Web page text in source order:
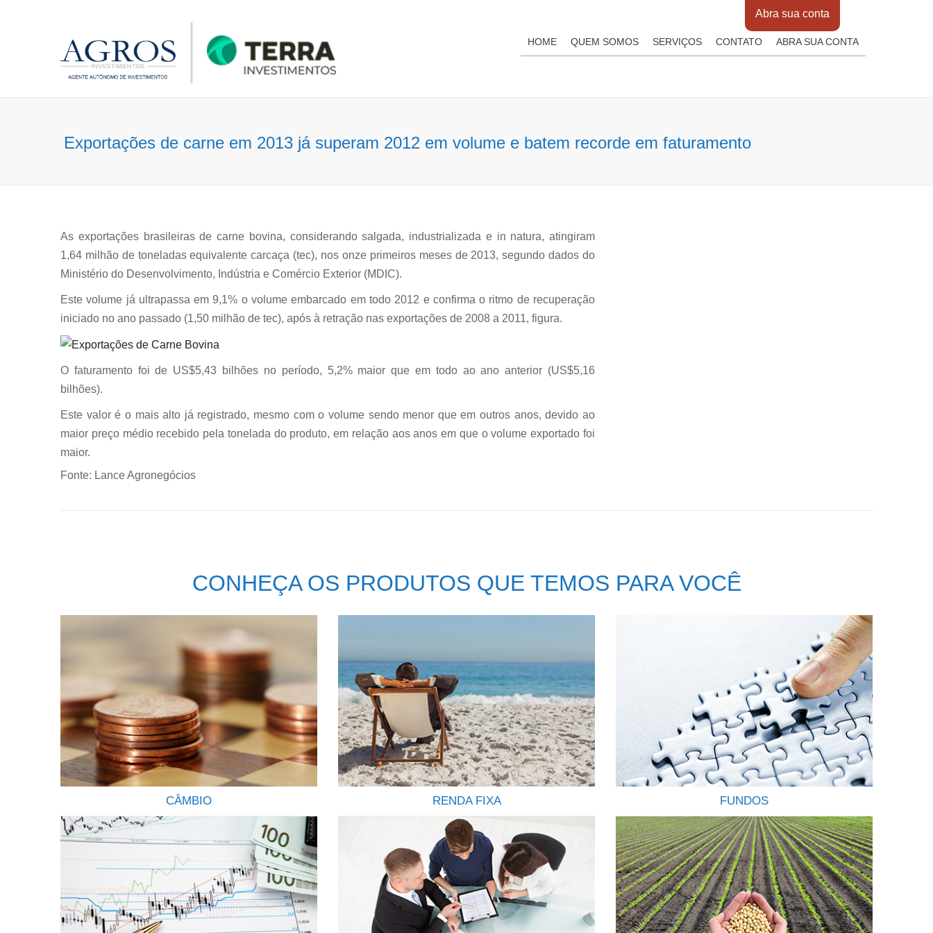
Abra sua conta
HOME QUEM SOMOS SERVIÇOS CONTATO ABRA SUA CONTA
Exportações de carne em 2013 já superam 2012 em volume e batem recorde em faturamento
As exportações brasileiras de carne bovina, considerando salgada, industrializada e in natura, atingiram
1,64 milhão de toneladas equivalente carcaça (tec), nos onze primeiros meses de 2013, segundo dados do
Ministério do Desenvolvimento, Indústria e Comércio Exterior (MDIC).
Este volume já ultrapassa em 9,1% o volume embarcado em todo 2012 e confirma o ritmo de recuperação
iniciado no ano passado (1,50 milhão de tec), após à retração nas exportações de 2008 a 2011, figura.
O faturamento foi de US$5,43 bilhões no período, 5,2% maior que em todo ao ano anterior (US$5,16
bilhões).
Este valor é o mais alto já registrado, mesmo com o volume sendo menor que em outros anos, devido ao
maior preço médio recebido pela tonelada do produto, em relação aos anos em que o volume exportado foi
maior.
Fonte: Lance Agronegócios
CONHEÇA OS PRODUTOS QUE TEMOS PARA VOCÊ
ENVIE E RECEBA ORDENS E PAGAMENTO
INTERNACIONAIS Envio de ordens e
recebimentos diversos do exterior de forma
transparente seja por pessoas físicas ou pessoas
jurídicas é um dos serviços que oferecemos a
nossos clientes. Somos uma empresa
CÂMBIO
Todo investimento em renda fixa feito pela
corretora é registrado em nome do cliente
(CPF/CNPJ) junto a CETIP, o que garante
transparência e segurança. Todo cliente também
conta com a garantia do FGC (Fundo Garantidor
RENDA FIXA
OS FUNDOS DE INVESTIMENTOS SÃO
CONFIÁVEIS E RENTÁVEIS Os Fundos de
Investimentos funcionam como um condomínio
onde os investidores, conhecidos como cotistas,
investem suas economias no mercado financeiro e
de capitais, com o objetivo de rentabiliza-las
FUNDOS